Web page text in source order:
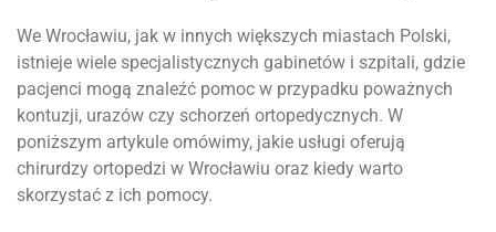
We Wrocławiu, jak w innych większych miastach Polski,
istnieje wiele specjalistycznych gabinetów i szpitali, gdzie
pacjenci mogą znaleźć pomoc w przypadku poważnych
kontuzji, urazów czy schorzeń ortopedycznych. W
poniższym artykule omówimy, jakie usługi oferują
chirurdzy ortopedzi w Wrocławiu oraz kiedy warto
skorzystać z ich pomocy.